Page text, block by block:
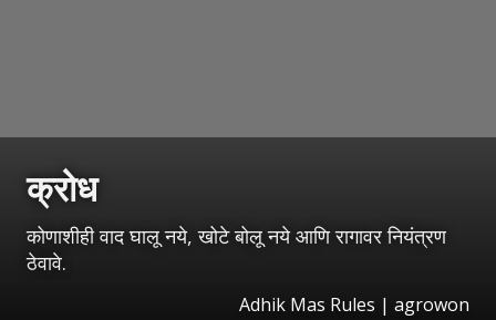
क्रोध
कोणाशीही वाद घालू नये, खोटे बोलू नये आणि रागावर नियंत्रण
ठेवावे.
Adhik Mas Rules | agrowon